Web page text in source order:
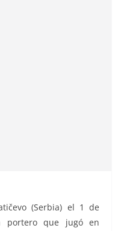
(Serbia) el 1 de
portero que jugó en